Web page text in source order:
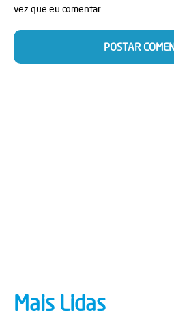
vez que eu comentar.
Mais Lidas